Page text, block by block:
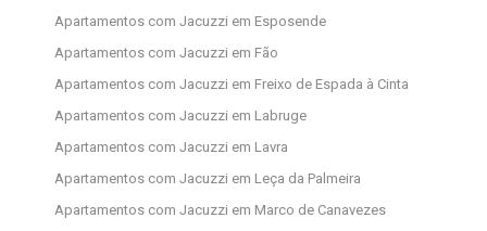
Apartamentos com Jacuzzi em Esposende
Apartamentos com Jacuzzi em Fão
Apartamentos com Jacuzzi em Freixo de Espada à Cinta
Apartamentos com Jacuzzi em Labruge
Apartamentos com Jacuzzi em Lavra
Apartamentos com Jacuzzi em Leça da Palmeira
Apartamentos com Jacuzzi em Marco de Canavezes